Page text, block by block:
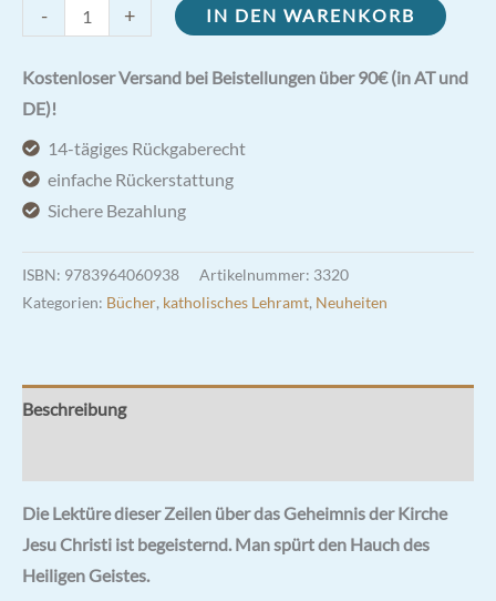
-
Geheimnis
der
Kirche
Jesu
Christi
Menge
+ IN DEN WARENKORB
Kostenloser Versand bei Beistellungen über 90€ (in AT und
DE)!
14-tägiges Rückgaberecht
einfache Rückerstattung
Sichere Bezahlung
ISBN: 9783964060938 Artikelnummer: 3320
Kategorien: Bücher, katholisches Lehramt, Neuheiten
Beschreibung
Die Lektüre dieser Zeilen über das Geheimnis der Kirche
Jesu Christi ist begeisternd. Man spürt den Hauch des
Heiligen Geistes.